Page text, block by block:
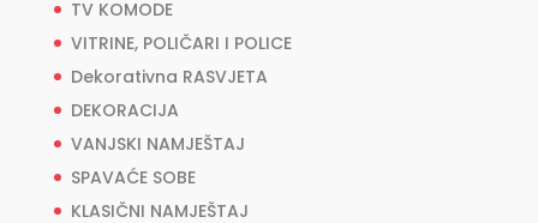
TV KOMODE
VITRINE, POLIČARI I POLICE
Dekorativna RASVJETA
DEKORACIJA
VANJSKI NAMJEŠTAJ
SPAVAĆE SOBE
KLASIČNI NAMJEŠTAJ